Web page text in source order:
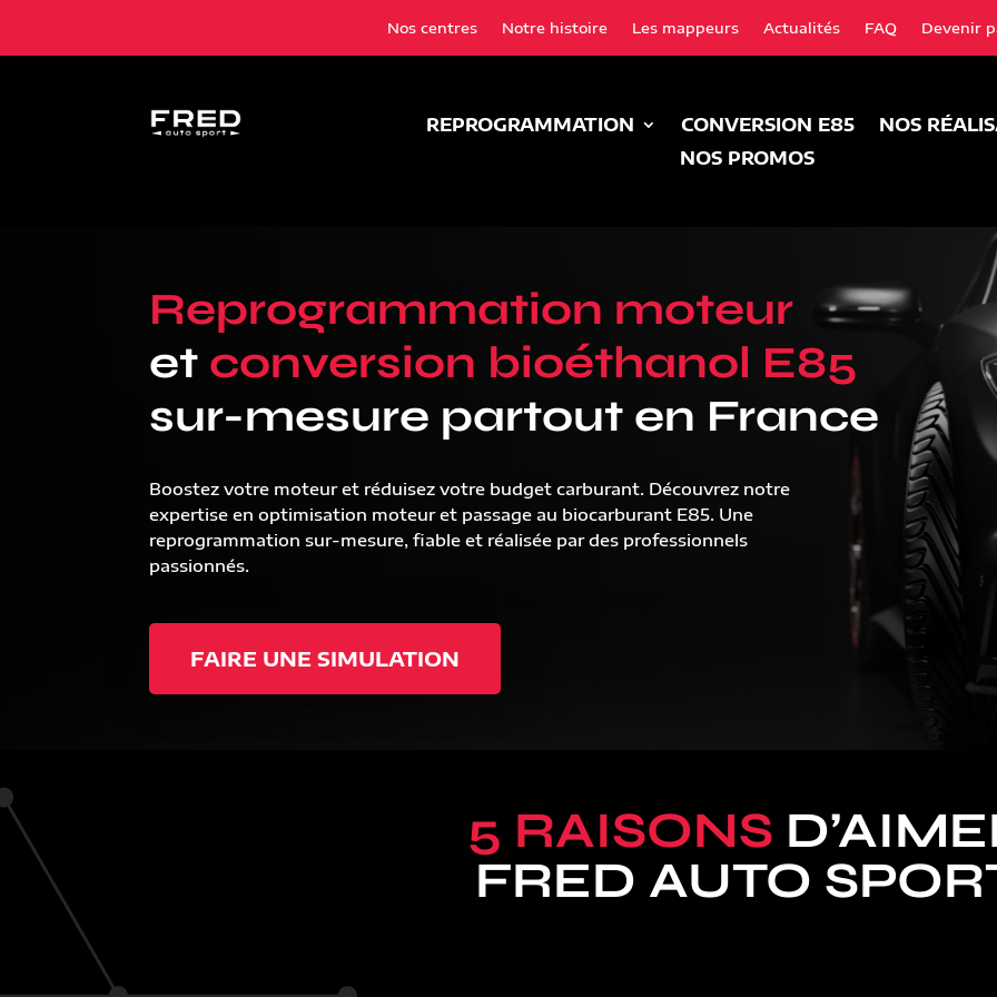
Nos centres Notre histoire Les mappeurs Actualités FAQ Devenir
REPROGRAMMATION CONVERSION E85
NOS
NOS PROMOS
Reprogrammation moteur
et conversion bioéthanol E85
sur-mesure partout en France
Boostez votre moteur et réduisez votre budget carburant. Découvrez notre
expertise en optimisation moteur et passage au biocarburant E85. Une
reprogrammation sur-mesure, fiable et réalisée par des professionnels
passionnés.
FAIRE UNE SIMULATION
5 RAISONS
FRED AUTO